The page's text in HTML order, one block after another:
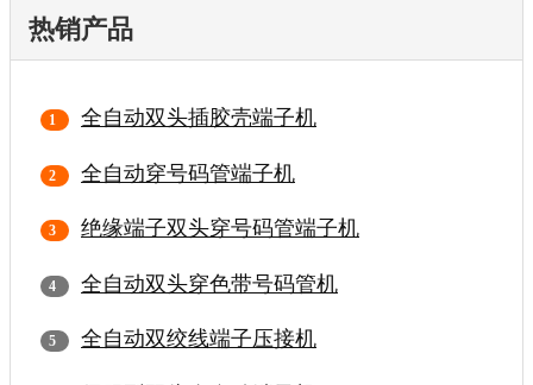
热销产品
全自动双头插胶壳端子机
全自动穿号码管端子机
绝缘端子双头穿号码管端子机
全自动双头穿色带号码管机
全自动双绞线端子压接机